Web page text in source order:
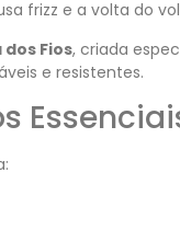
frizz e a volta do
Fios, criada
e resistentes.